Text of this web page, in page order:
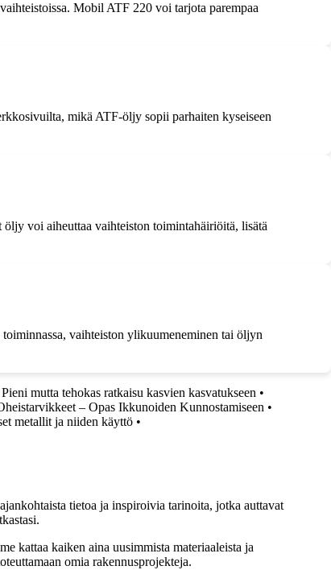
Mobil ATF 220 voi tarjota parempaa
mikä ATF-öljy sopii parhaiten kyseiseen
voi aiheuttaa vaihteiston toimintahäiriöitä, lisätä
vaihteiston ylikuumeneminen tai öljyn
mutta tehokas ratkaisu kasvien kasvatukseen •
– Opas Ikkunoiden Kunnostamiseen •
metallit ja niiden käyttö •
tietoa ja inspiroivia tarinoita, jotka auttavat
kattaa kaiken aina uusimmista materiaaleista ja
omia rakennusprojekteja.